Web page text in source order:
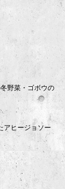
野菜・ゴボウの
アヒージョソー